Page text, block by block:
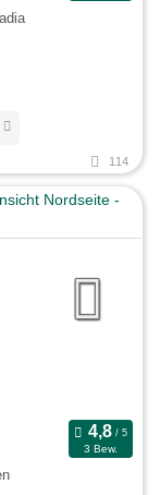
114
3 Bew.